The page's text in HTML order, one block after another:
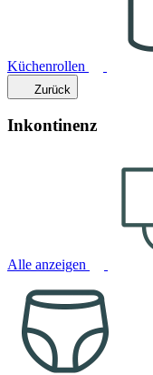
Küchenrollen
Zurück
Inkontinenz
Alle anzeigen